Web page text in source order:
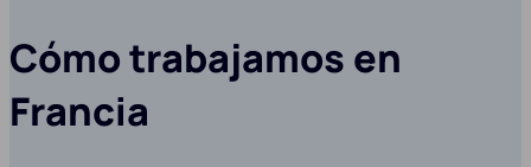
Cómo trabajamos en
Francia